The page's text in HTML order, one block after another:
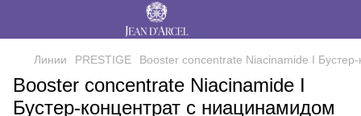
Линии PRESTIGE Booster concentrate Niacinamide I
Booster concentrate Niacinamide I
Бустер-концентрат с ниацинамидом